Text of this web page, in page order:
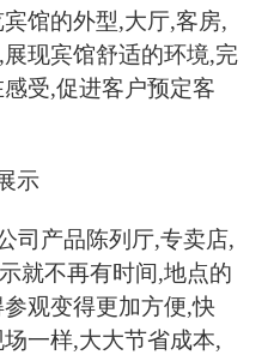
馆的外型,大厅,客房,
现宾馆舒适的环境,完
受,促进客户预定客
示
司产品陈列厅,专卖店,
就不再有时间,地点的
观变得更加方便,快
一样,大大节省成本,